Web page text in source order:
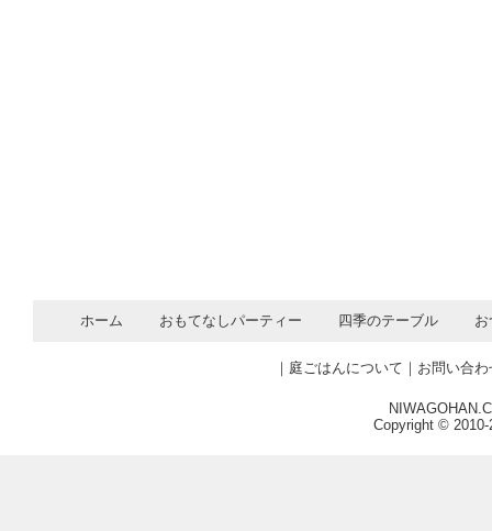
ホーム おもてなしパーティー 四季のテーブル
｜ 庭ごはんについて ｜ お問い合わ
Copyright © 2010-